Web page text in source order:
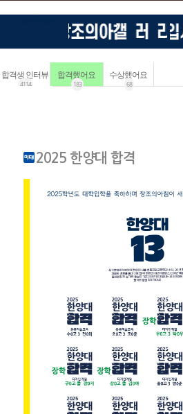
합격생 인터뷰
4114
합격했어요
183
수상했어요
68
2025 한양대 합격